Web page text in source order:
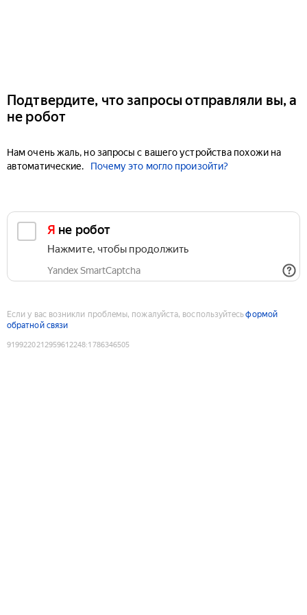
Подтвердите, что запросы отправляли вы, а
не робот
Нам очень жаль, но запросы с вашего устройства похожи на
автоматические.
Почему это могло произойти?
Я не робот
Нажмите, чтобы продолжить
Yandex SmartCaptcha
Если у вас возникли проблемы, пожалуйста, воспользуйтесьформой
обратной связи
9199220212959612248:1786346505